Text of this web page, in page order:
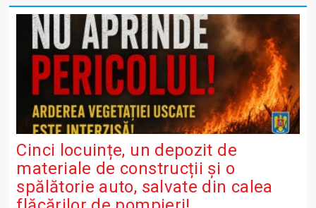
Cinci locuințe, un depozit de
materiale de construcții și o
spălătorie auto, salvate din calea